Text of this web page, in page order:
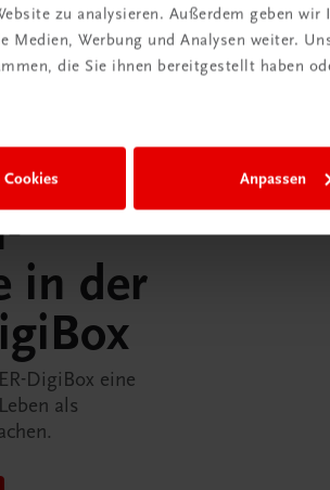
zu analysieren. Außerdem geben
Medien, Werbung und Analysen weiter.
die Sie ihnen bereitgestellt haben
Anpassen
in der
DigiBox eine
als